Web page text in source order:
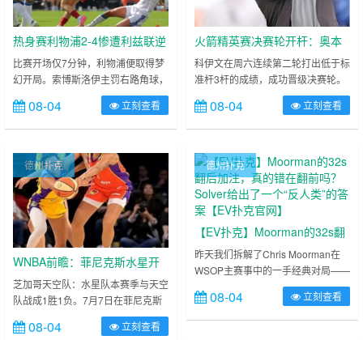
热身赛利物浦2-4惨遭利兹联逆
转，伊劳拉执教首败，大发体
育助力你的致富之路！【EV扑
克官网】
比赛开场仅7分钟，利物浦便取得梦
幻开局。索博斯洛伊主罚右路角球，
凯尔凯兹前点脚后跟巧妙做球，后点
钱伯斯门前推射破门，1-0。 ……
08-04 立刻查看
火箭精英赛决赛轮开杆：奥本
双冠王科伊文力争卫冕，戴维
斯·莱利15杆优势领跑，大发体
育助力你的致富之路！【EV扑
科伊文在周六连续第二轮打出低于标
准杆3杆的成绩，成功晋级决赛轮。
目前他以低于标准杆7杆的总成绩位
列火箭精英赛排行榜第40位，逐渐
缩小了与领先集团的差距。 ……
08-04 立刻查看
德州扑克
WNBA前瞻：菲尼克斯水星开
启四连客长征，最老vs最年轻
正面碰撞，大发体育助力你的
致富之路！【EV扑克官网】
芝加哥天空队：水星队本赛季与天空
队战成1胜1负。7月7日在菲尼克斯
主场以66-77落败的比赛中，新秀悉
尼·泰勒表现亮眼，11投6中（含3记
08-04 立刻查看
德州扑克
【EV扑克】Moorman的32s翻
后加注，真的错在翻前吗？
Solver给出了一个“反人类”的答
案【EV扑克官网】
昨天我们拆解了Chris Moorman在
WSOP主赛事中的一手经典对局——
他在大盲位用3♣2♣防守，翻牌击中
双头顺听牌后选择过牌加注，逼退了
对手的A♣K♣和中等口袋对。 ……
08-04 立刻查看